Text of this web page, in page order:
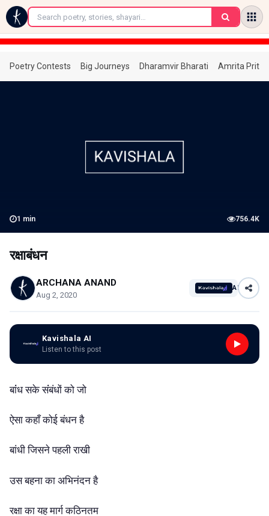
←
Poetry Contests Big Journeys Dharamvir Bharati Amrita
1 min 756.4K
रक्षाबंधन
ARCHANA ANAND
Aug 2, 2020
AI
Kavishala AI
Listen to this post
बांंध सके संंबंधों को जो
ऐसा कहाँ कोई बंधन है
बांधी जिसने पहली राखी
उस बहना का अभिनंदन है
रक्षा का यह मार्ग कठिनतम